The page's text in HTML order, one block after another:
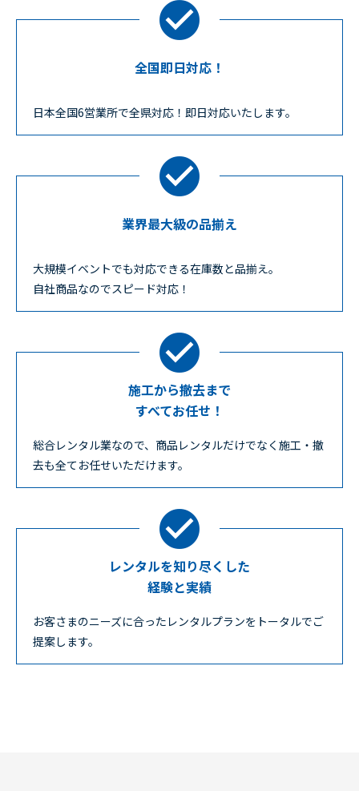
全国即日対応！
日本全国6営業所で全県対応！即日対応いたします。
業界最大級の品揃え
大規模イベントでも対応できる在庫数と品揃え。
自社商品なのでスピード対応！
施工から撤去まで
すべてお任せ！
総合レンタル業なので、商品レンタルだけでなく施工・撤
去も全てお任せいただけます。
レンタルを知り尽くした
経験と実績
お客さまのニーズに合ったレンタルプランをトータルでご
提案します。